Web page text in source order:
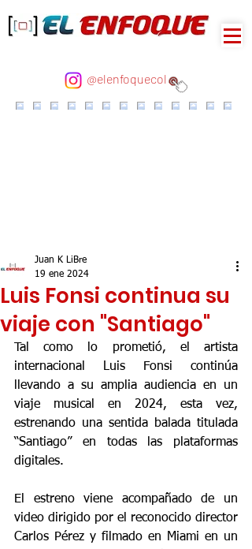
@elenfoquecol
Luis Fonsi continua su
viaje con "Santiago"
Juan K LiBre
19 ene 2024
Tal como lo prometió, el artista
internacional Luis Fonsi continúa
llevando a su amplia audiencia en un
viaje musical en 2024, esta vez,
estrenando una sentida balada titulada
“Santiago” en todas las plataformas
digitales.
El estreno viene acompañado de un
video dirigido por el reconocido director
Carlos Pérez y filmado en Miami en un